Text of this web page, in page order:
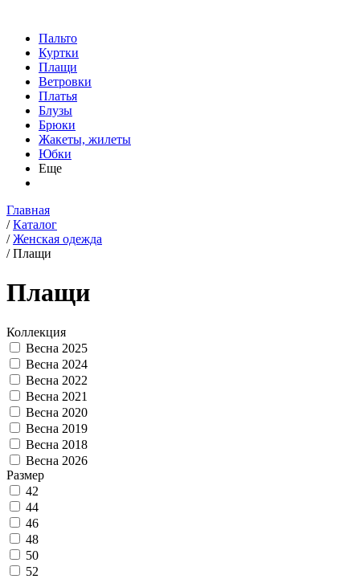
Пальто
Куртки
Плащи
Ветровки
Платья
Блузы
Брюки
Жакеты, жилеты
Юбки
Еще
Главная
/ Каталог
/ Женская одежда
/ Плащи
Плащи
Коллекция
Весна 2025
Весна 2024
Весна 2022
Весна 2021
Весна 2020
Весна 2019
Весна 2018
Весна 2026
Размер
42
44
46
48
50
52